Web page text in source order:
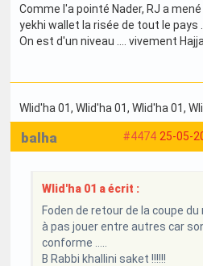
Comme l'a pointé Nader, RJ a
yekhi wallet la risée de tout le pays ....
On est d'un niveau .... vivement
Wlid'ha 01, Wlid'ha 01, Wlid'ha 01,
#4474 25-05-
balha
Wlid'ha 01 a écrit :
Foden de retour de la coupe
à pas jouer entre autres car
conforme .....
B Rabbi khallini saket !!!!!!